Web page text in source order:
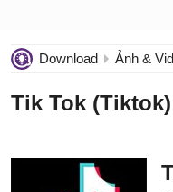
Download Ảnh &
Tik Tok (Tiktok)